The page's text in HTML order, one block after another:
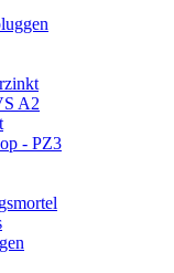
A2
- PZ3